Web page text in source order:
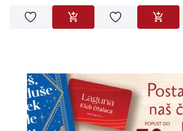
Dodaj u omiljeneDODAJ U KORPUDodaj u omiljene